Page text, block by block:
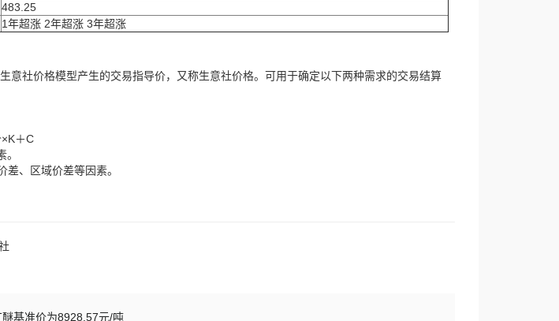
483.25
1年超涨 2年超涨 3年超涨
意社价格模型产生的交易指导价，又称生意社价格。可用于确定以下两种需求的交易结算
＋C
、区域价差等因素。
基准价为8928.57元/吨